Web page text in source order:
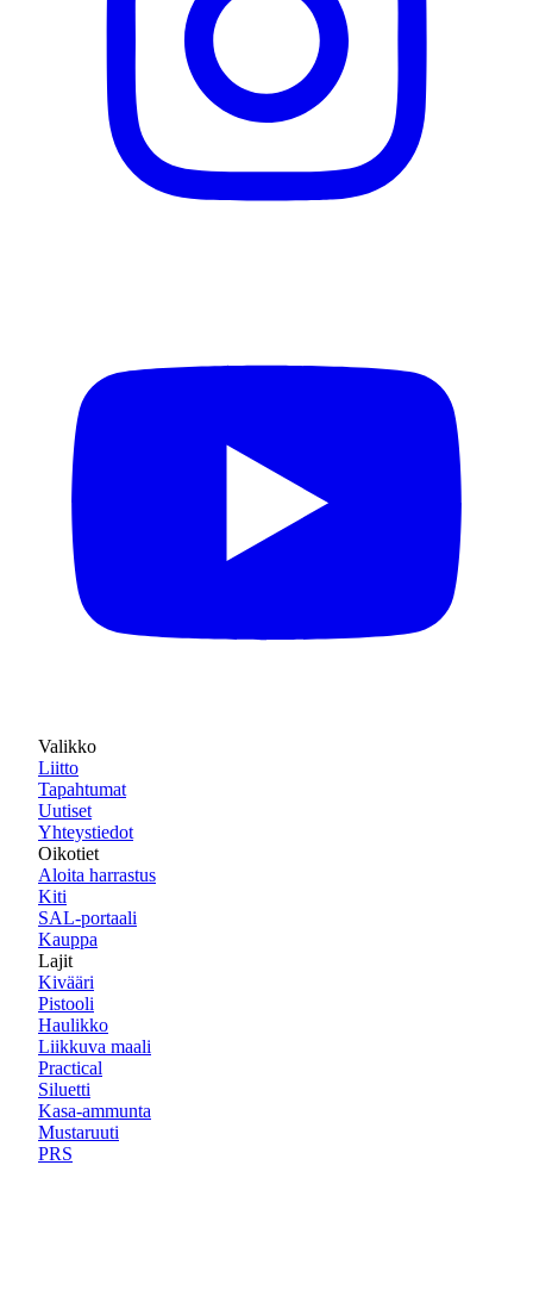
Valikko
Liitto
Tapahtumat
Uutiset
Yhteystiedot
Oikotiet
Aloita harrastus
Kiti
SAL-portaali
Kauppa
Lajit
Kivääri
Pistooli
Haulikko
Liikkuva maali
Practical
Siluetti
Kasa-ammunta
Mustaruuti
PRS